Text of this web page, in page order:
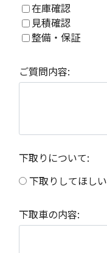
在庫確認
見積確認
整備・保証
ご質問内容:
下取りについて:
下取りしてほしい
下取車の内容: